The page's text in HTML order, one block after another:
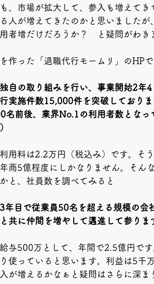
、市場が拡大して、参入も増えてき
人が増えてきたのかと思いました
者増だけだろうか？　と疑問がわき
作った「退職代行モームリ」のHPで
自の取り組みを行い、事業開始2年
実施件数15,000件を突破しており
名前後、業界No.1の利用者数とな
用料は2.2万円（税込み）です。そ
商5億程度にしかなりません。そん
と、社員数を調べてみると
年目で従業員50名を超える規模の会
共に仲間を増やして邁進して参りま
与500万として、年間で2.5億円で
使っていると思います。利益は5千
が増えるかなぁと疑問はさらに深ま